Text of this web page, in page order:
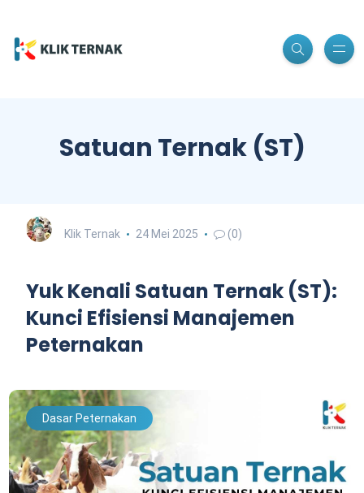
Satuan Ternak (ST)
Klik Ternak 24 Mei 2025 (0)
Yuk Kenali Satuan Ternak (ST):
Kunci Efisiensi Manajemen
Peternakan
Dasar Peternakan